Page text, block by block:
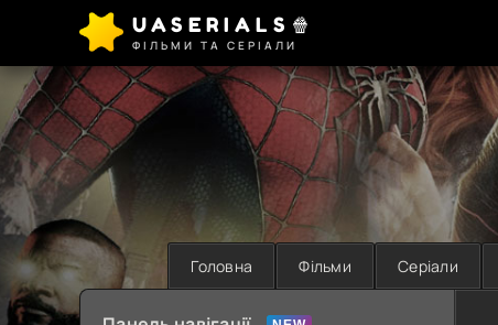
UASERIALS🍿
ФІЛЬМИ ТА СЕРІАЛИ
Головна Фільми Серіали